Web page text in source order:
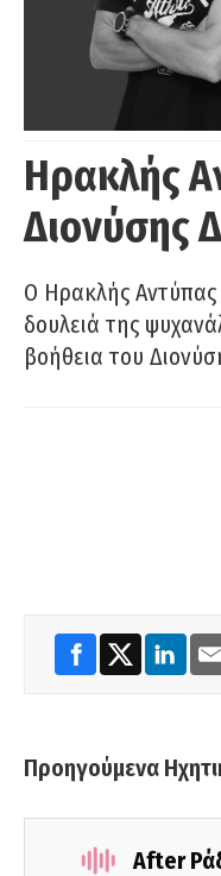
Ηρακλής
Διονύσης
Ο Ηρακλής
δουλειά της
βοήθεια του
Προηγούμενα
After